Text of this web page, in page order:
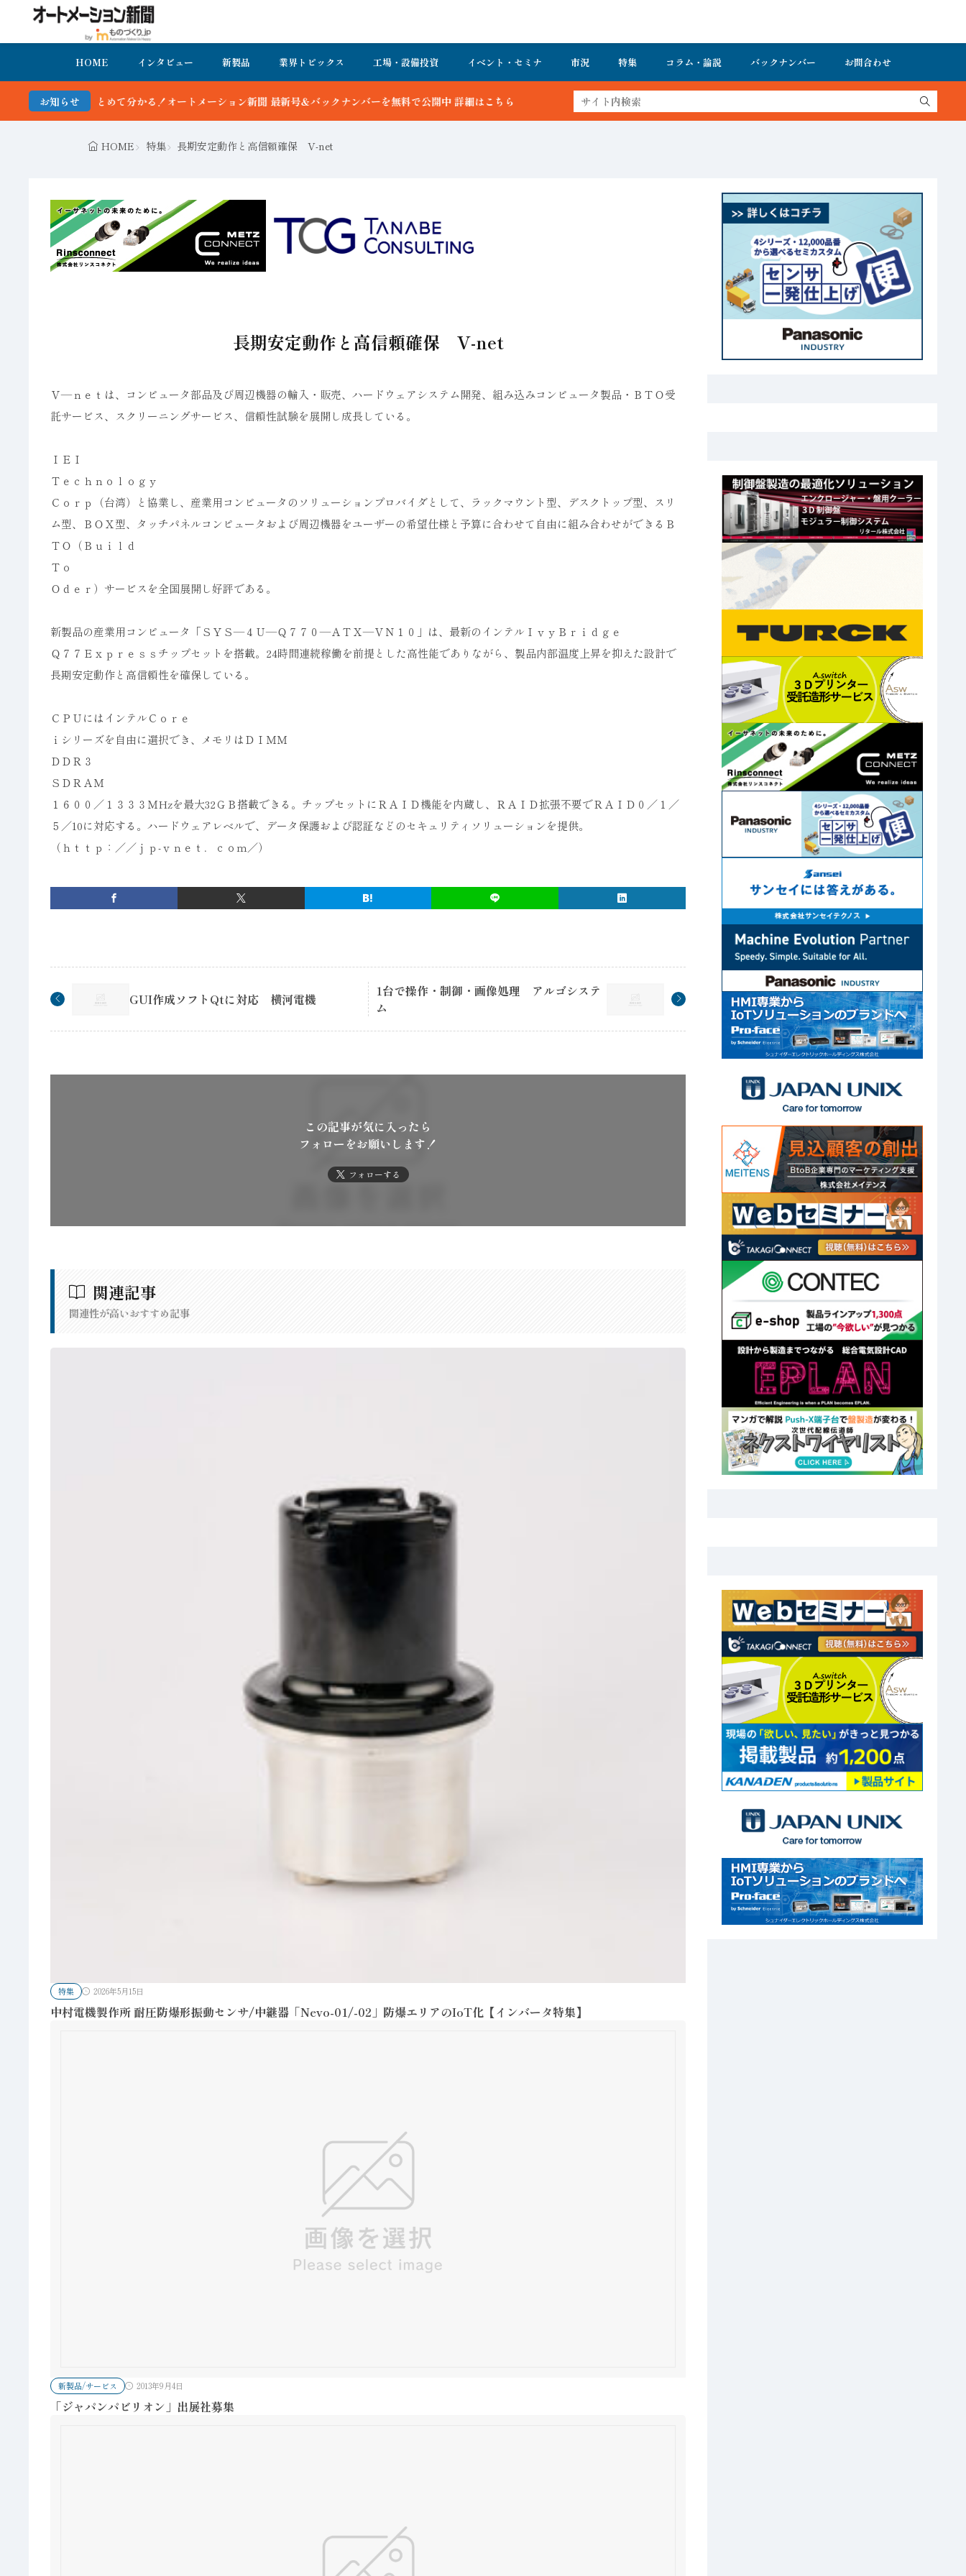
HOME インタビュー 新製品 業界トピックス 工場・設備投資 イベント・セミナ 市況 特集 コラム・論説 バックナンバー お問合わせ
お知らせ
て分かる！オートメーション新聞 最新号＆バックナンバーを無料で公開中 詳細はこちら
HOME 特集 長期安定動作と高信頼確保 V-net
長期安定動作と高信頼確保 V-net
Ｖ―ｎｅｔは、コンピュータ部品及び周辺機器の輸入・販売、ハードウェアシステム開発、組み込みコンピュータ製品・ＢＴＯ受
託サービス、スクリーニングサービス、信頼性試験を展開し成長している。
ＩＥＩ
Ｔｅｃｈｎｏｌｏｇｙ
Ｃｏｒｐ（台湾）と協業し、産業用コンピュータのソリューションプロバイダとして、ラックマウント型、デスクトップ型、スリ
ム型、ＢＯＸ型、タッチパネルコンピュータおよび周辺機器をユーザーの希望仕様と予算に合わせて自由に組み合わせができるＢ
ＴＯ（Ｂｕｉｌｄ
Ｔｏ
Ｏｄｅｒ）サービスを全国展開し好評である。
新製品の産業用コンピュータ「ＳＹＳ―４Ｕ―Ｑ７７０―ＡＴＸ―ＶＮ１０」は、最新のインテルＩｖｙＢｒｉｄｇｅ
Ｑ７７Ｅｘｐｒｅｓｓチップセットを搭載。24時間連続稼働を前提とした高性能でありながら、製品内部温度上昇を抑えた設計で
長期安定動作と高信頼性を確保している。
ＣＰＵにはインテルＣｏｒｅ
ｉシリーズを自由に選択でき、メモリはＤＩＭＭ
ＤＤＲ３
ＳＤＲＡＭ
１６００／１３３３ＭHzを最大32ＧＢ搭載できる。チップセットにＲＡＩＤ機能を内蔵し、ＲＡＩＤ拡張不要でＲＡＩＤ０／１／
５／10に対応する。ハードウェアレベルで、データ保護および認証などのセキュリティソリューションを提供。
（ｈｔｔｐ：／／ｊｐ‐ｖｎｅｔ．ｃｏｍ／）
GUI作成ソフトQtに対応 横河電機
1台で操作・制御・画像処理 アルゴシステ
ム
この記事が気に入ったら
フォローをお願いします！
フォローする
関連記事
関連性が高いおすすめ記事
特集 2026年5月15日
中村電機製作所 耐圧防爆形振動センサ/中継器「Nevo-01/-02」防爆エリアのIoT化【インバータ特集】
新製品/サービス 2013年9月4日
「ジャパンパビリオン」出展社募集